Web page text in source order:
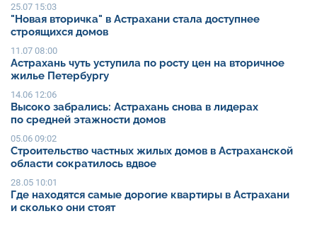
25.07 15:03
"Новая вторичка" в Астрахани стала доступнее
строящихся домов
11.07 08:00
Астрахань чуть уступила по росту цен на вторичное
жилье Петербургу
14.06 12:06
Высоко забрались: Астрахань снова в лидерах
по средней этажности домов
05.06 09:02
Строительство частных жилых домов в Астраханской
области сократилось вдвое
28.05 10:01
Где находятся самые дорогие квартиры в Астрахани
и сколько они стоят